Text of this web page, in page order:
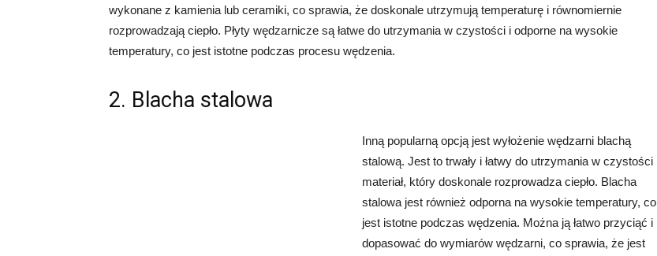
wykonane z kamienia lub ceramiki, co sprawia, że doskonale utrzymują temperaturę i równomiernie
rozprowadzają ciepło. Płyty wędzarnicze są łatwe do utrzymania w czystości i odporne na wysokie
temperatury, co jest istotne podczas procesu wędzenia.
2. Blacha stalowa
Inną popularną opcją jest wyłożenie wędzarni blachą
stalową. Jest to trwały i łatwy do utrzymania w czystości
materiał, który doskonale rozprowadza ciepło. Blacha
stalowa jest również odporna na wysokie temperatury, co
jest istotne podczas wędzenia. Można ją łatwo przyciąć i
dopasować do wymiarów wędzarni, co sprawia, że jest